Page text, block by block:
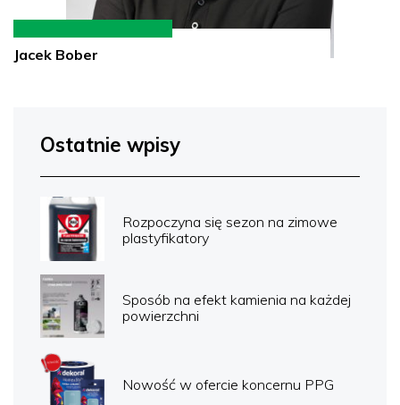
Jacek Bober
Ostatnie wpisy
Rozpoczyna się sezon na zimowe
plastyfikatory
Sposób na efekt kamienia na każdej
powierzchni
Nowość w ofercie koncernu PPG